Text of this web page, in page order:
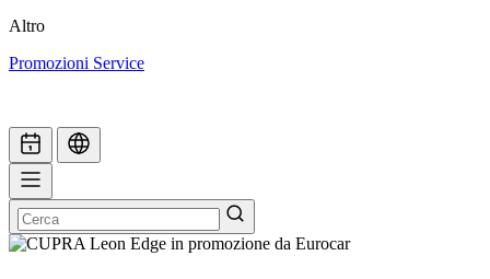
Altro
Promozioni Service